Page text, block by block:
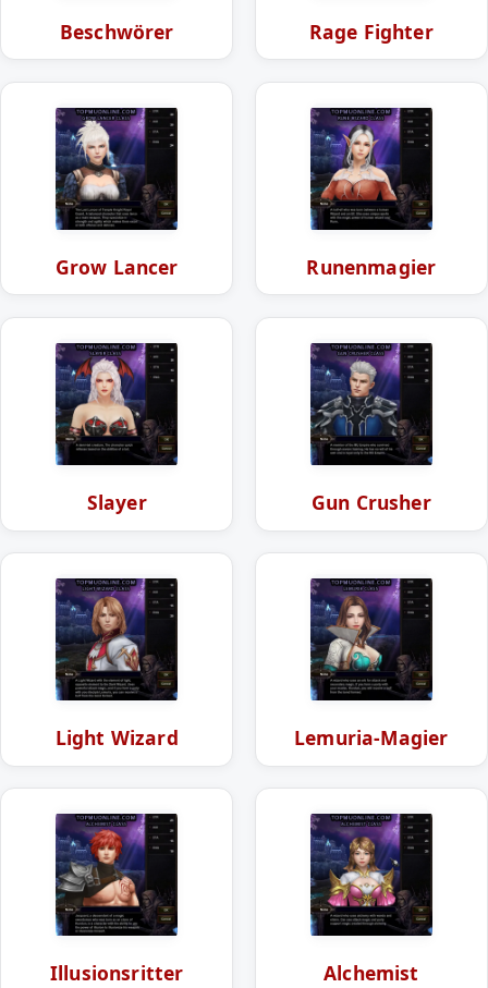
Beschwörer Rage Fighter
Grow Lancer Runenmagier
Slayer Gun Crusher
Light Wizard Lemuria-Magier
Illusionsritter Alchemist